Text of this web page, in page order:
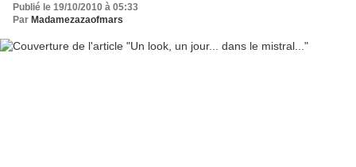
Publié le 19/10/2010 à 05:33
Par Madamezazaofmars